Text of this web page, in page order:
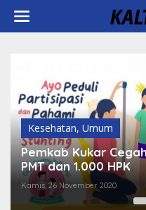
konten
Kesehatan, Umum
Pemkab Kukar
PMT dan 1.000 HPK
Kamis, 26 November 2020